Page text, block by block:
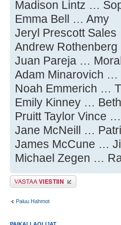
Madison Lintz …
Emma Bell … Amy
Jeryl Prescott
Andrew
Juan Pareja …
Adam Minarovich …
Noah Emmerich …
Emily Kinney …
Pruitt Taylor Vince
Jane McNeill …
James McCune …
Michael Zegen …
Lähetä vastaus
Paluu Hahmot